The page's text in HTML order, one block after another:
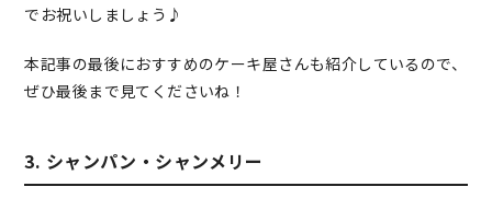
でお祝いしましょう♪
本記事の最後におすすめのケーキ屋さんも紹介しているので、
ぜひ最後まで見てくださいね！
3. シャンパン・シャンメリー